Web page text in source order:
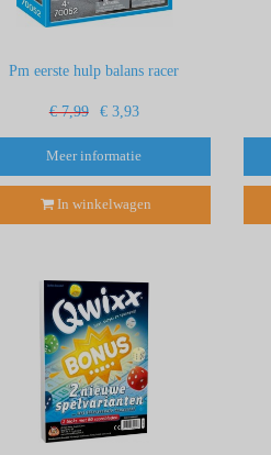
Pm eerste hulp balans racer
€ 7,99 € 3,93
Meer informatie
In winkelwagen